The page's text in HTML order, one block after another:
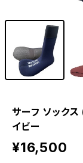
サーフ ソック
イビー
¥16,500